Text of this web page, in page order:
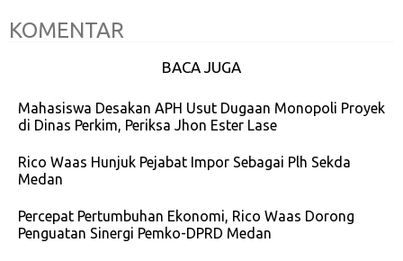
KOMENTAR
BACA JUGA
Mahasiswa Desakan APH Usut Dugaan Monopoli Proyek
di Dinas Perkim, Periksa Jhon Ester Lase
Rico Waas Hunjuk Pejabat Impor Sebagai Plh Sekda
Medan
Percepat Pertumbuhan Ekonomi, Rico Waas Dorong
Penguatan Sinergi Pemko-DPRD Medan